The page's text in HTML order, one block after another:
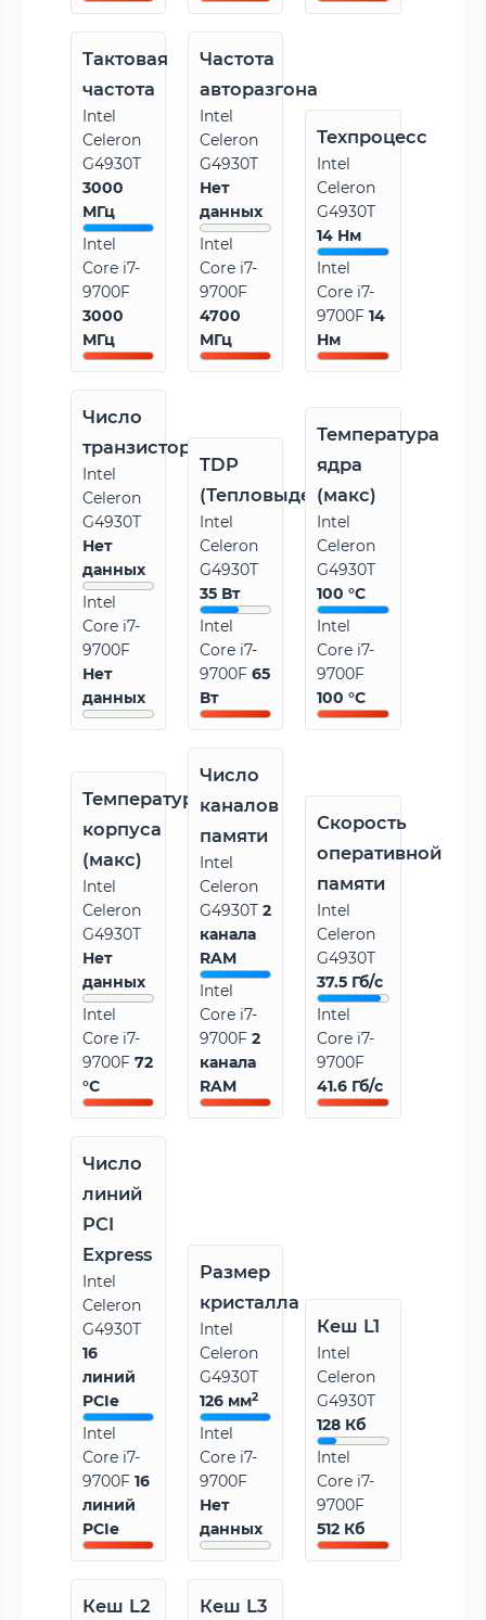
Тактовая
частота
Intel
Celeron
G4930T
3000
МГц
Intel
Core i7-
9700F
3000
МГц
Частота
авторазгона
Intel
Celeron
G4930T
Нет
данных
Intel
Core i7-
9700F
4700
МГц
Техпроцесс
Intel
Celeron
G4930T
14 Нм
Intel
Core i7-
9700F14
Нм
Число
транзисторов
Intel
Celeron
G4930T
Нет
данных
Intel
Core i7-
9700F
Нет
данных
TDP
(Тепловыделение)
Intel
Celeron
G4930T
35 Вт
Intel
Core i7-
9700F65
Вт
Температура
ядра
(макс)
Intel
Celeron
G4930T
100 °C
Intel
Core i7-
9700F
100 °C
Температура
корпуса
(макс)
Intel
Celeron
G4930T
Нет
данных
Intel
Core i7-
9700F 72
°C
Число
каналов
памяти
Intel
Celeron
G4930T2
канала
RAM
Intel
Core i7-
9700F2
канала
RAM
Скорость
оперативной
памяти
Intel
Celeron
G4930T
37.5 Гб/с
Intel
Core i7-
9700F
41.6 Гб/с
Число
линий
PCI
Express
Intel
Celeron
G4930T
16
линий
PCIe
Intel
Core i7-
9700F 16
линий
PCIe
Размер
кристалла
Intel
Celeron
G4930T
126 мм2
Intel
Core i7-
9700F
Нет
данных
Кеш L1
Intel
Celeron
G4930T
128 Кб
Intel
Core i7-
9700F
512 Кб
Кеш L2 Кеш L3